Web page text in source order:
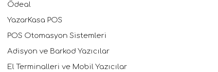
Ödeal
YazarKasa POS
POS Otomasyon Sistemleri
Adisyon ve Barkod Yazıcılar
El Terminalleri ve Mobil Yazıcılar